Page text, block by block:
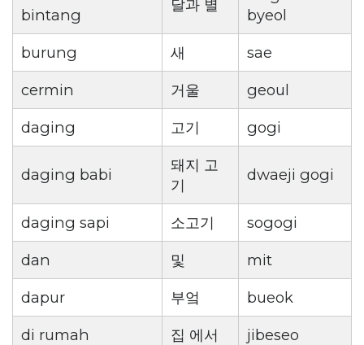
bintang
달과 별
byeol
burung
새
sae
cermin
거울
geoul
daging
고기 gogi
daging babi
돼지 고
기
dwaeji gogi
daging sapi 소고기
sogogi
dan
및
mit
dapur
부엌
bueok
di rumah
집 에서
jibeseo